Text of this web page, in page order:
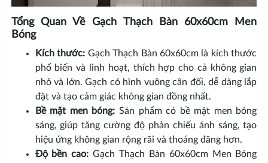
Tổng Quan Về Gạch Thạch Bàn 60x60cm Men
Bóng
Kích thước: Gạch Thạch Bàn 60x60cm là kích thước
phổ biến và linh hoạt, thích hợp cho cả không gian
nhỏ và lớn. Gạch có hình vuông cân đối, dễ dàng lắp
đặt và tạo cảm giác không gian đồng nhất.
Bề mặt men bóng: Sản phẩm có bề mặt men bóng
sáng, giúp tăng cường độ phản chiếu ánh sáng, tạo
hiệu ứng không gian rộng rãi và thoáng đãng hơn.
Độ bền cao: Gạch Thạch Bàn 60x60cm Men Bóng